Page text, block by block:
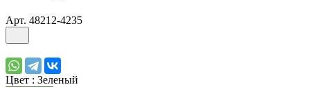
Арт. 48212-4235
Цвет : Зеленый